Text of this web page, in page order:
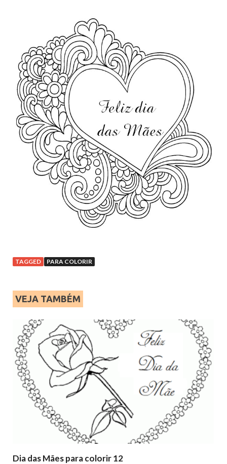
TAGGED PARA COLORIR
VEJA TAMBÉM
Dia das Mães para colorir 12